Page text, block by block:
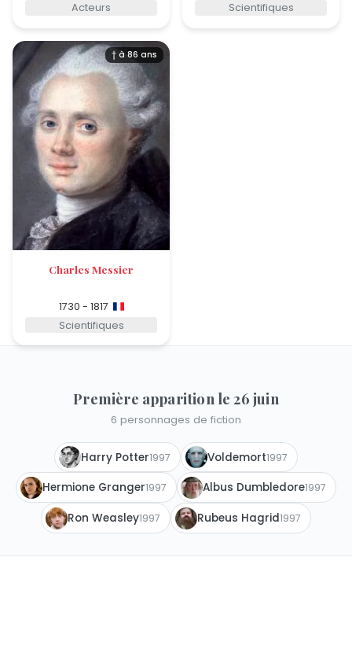
Acteurs
Scientifiques
† à 86 ans
Charles Messier
1730 - 1817
Scientifiques
Première apparition le 26 juin
6 personnages de fiction
Harry Potter1997 Voldemort1997
Hermione Granger1997 Albus Dumbledore1997
Ron Weasley1997 Rubeus Hagrid1997